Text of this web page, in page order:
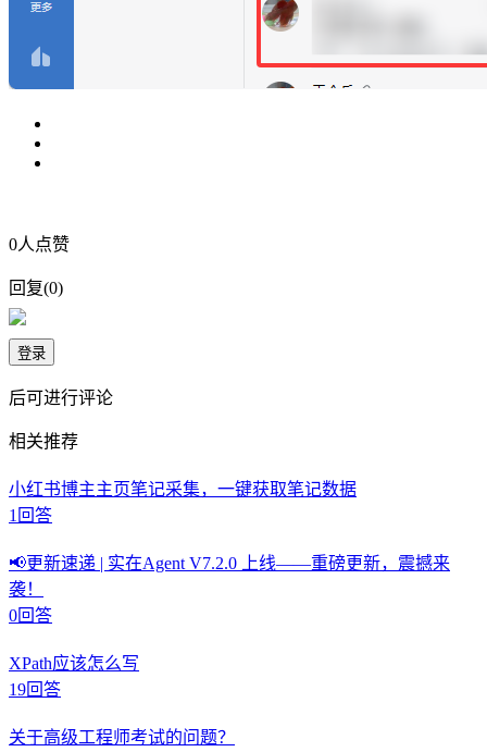
0人点赞
回复(0)
登录
后可进行评论
相关推荐
小红书博主主页笔记采集，一键获取笔记数据
1 回答
📢更新速递 | 实在Agent V7.2.0 上线——重磅更新，震撼来
袭！
0回答
XPath应该怎么写
19回答
关于高级工程师考试的问题？